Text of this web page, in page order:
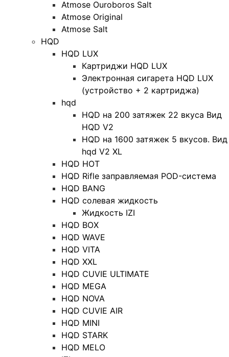
Atmose Ouroboros Salt
Atmose Original
Atmose Salt
HQD
HQD LUX
Картриджи HQD LUX
Электронная сигарета HQD LUX
(устройство + 2 картриджа)
hqd
HQD на 200 затяжек 22 вкуса Вид
HQD V2
HQD на 1600 затяжек 5 вкусов. Вид
hqd V2 XL
HQD HOT
HQD Rifle заправляемая POD-система
HQD BANG
HQD солевая жидкость
Жидкость IZI
HQD BOX
HQD WAVE
HQD VITA
HQD XXL
HQD CUVIE ULTIMATE
HQD MEGA
HQD NOVA
HQD CUVIE AIR
HQD MINI
HQD STARK
HQD MELO